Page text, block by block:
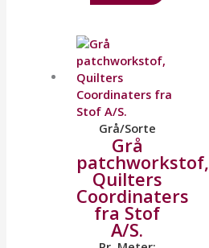
Grå/Sorte
Grå
patchworkstof,
Quilters
Coordinaters
fra Stof
A/S.